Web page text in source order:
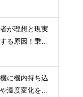
が理想と現実
る原因！乗り
に機内持ち込
温度変化を防